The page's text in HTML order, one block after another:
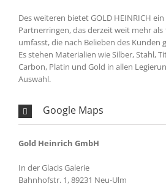
Des weiteren bietet GOLD HEINRICH
Partnerringen, das derzeit weit mehr als
umfasst, die nach Belieben des
Es stehen Materialien wie Silber, Stahl,
Carbon, Platin und Gold in allen
Auswahl.
Google Maps
Gold Heinrich GmbH
In der Glacis Galerie
Bahnhofstr. 1, 89231 Neu-Ulm